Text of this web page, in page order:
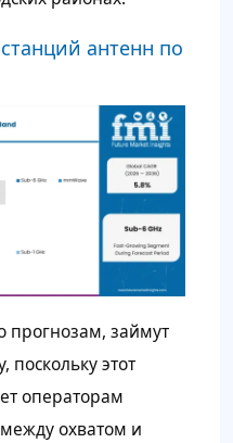
антенн по
прогнозам, займут
поскольку этот
операторам
охватом и